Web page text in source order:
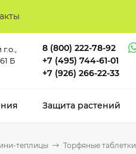
Б
8 (800) 222-78-92
+7 (495) 744-61-01
+7 (926) 266-22-33
Защита растений
теплицы Торфяные таблетки